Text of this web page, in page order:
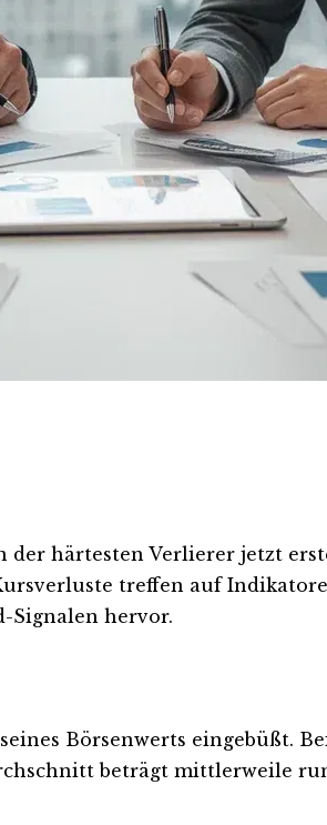
härtesten Verlierer jetzt
treffen auf
Signalen hervor.
Börsenwerts eingebüßt.
beträgt mittlerweile